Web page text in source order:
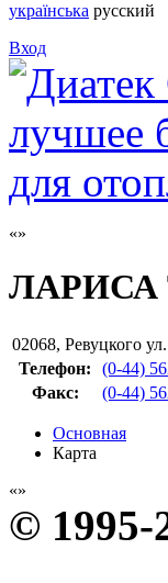
українська русский
Вход
ЛАРИСА
02068, Ревуцкого
Телефон:
(0-44)
Факс: (0-44)
Основная
Карта
© 1995-